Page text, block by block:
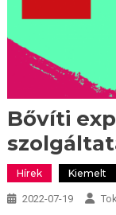
Bővíti
Hírek Kiemelt
2022-07-19